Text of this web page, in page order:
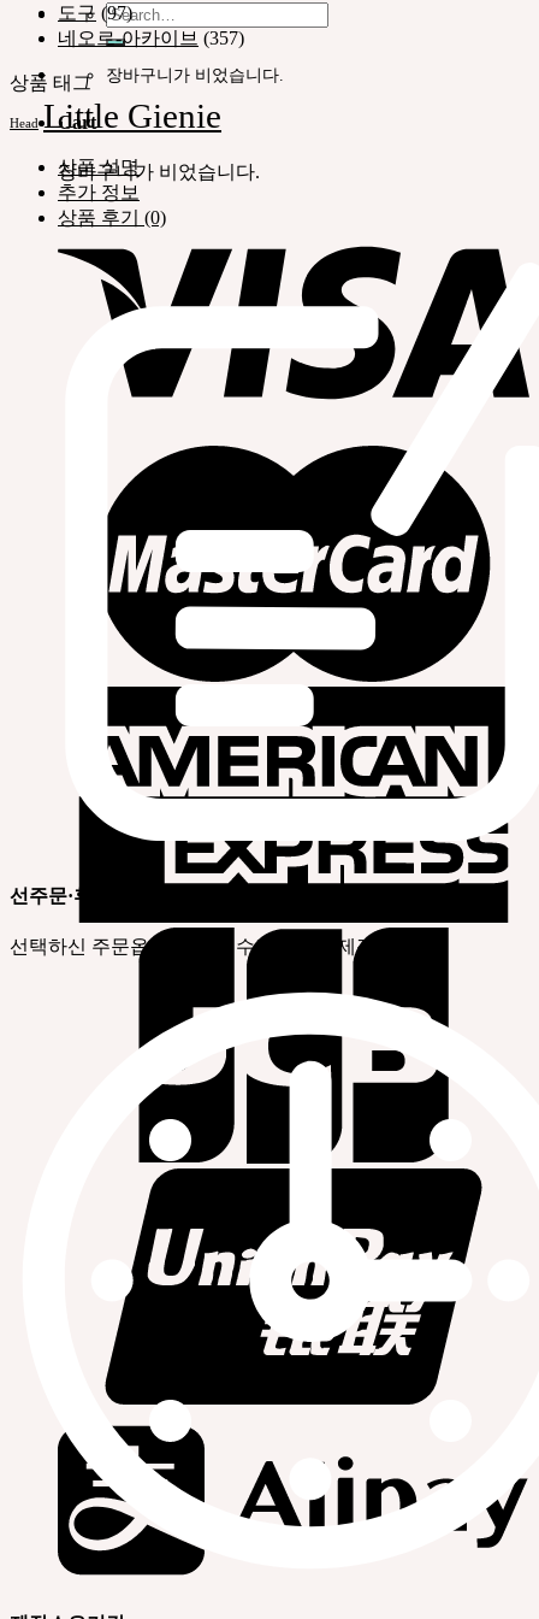
Search
for:
장바구니가 비었습니다.
Cart
장바구니가 비었습니다.
도구 (97)
네오르-아카이브 (357)
상품 태그
Head Little Gienie
상품 설명
추가 정보
상품 후기 (0)
선주문·후제작상품
선택하신 주문옵션에 따라 수작업으로 제작됩니다.